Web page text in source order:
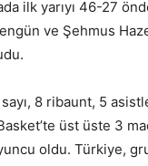
ilk yarıyı 46-27
ve Şehmus
8 ribaunt, 5
üst üste 3
oldu. Türkiye,